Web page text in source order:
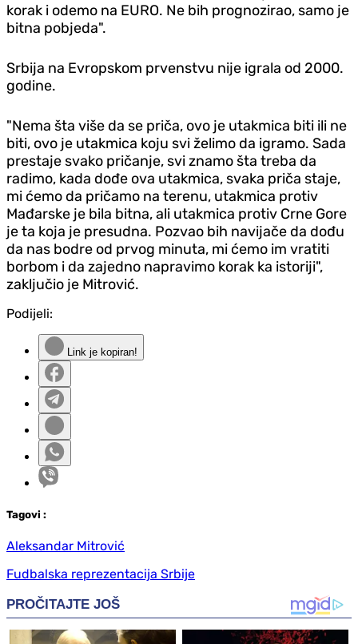
korak i odemo na EURO. Ne bih prognozirao, samo je
bitna pobjeda".
Srbija na Evropskom prvenstvu nije igrala od 2000.
godine.
"Nema šta više da se priča, ovo je utakmica biti ili ne
biti, ovo je utakmica koju svi želimo da igramo. Sada
prestaje svako pričanje, svi znamo šta treba da
radimo, kada dođe ova utakmica, svaka priča staje,
mi ćemo da pričamo na terenu, utakmica protiv
Mađarske je bila bitna, ali utakmica protiv Crne Gore
je ta koja je presudna. Pozvao bih navijače da dođu
da nas bodre od prvog minuta, mi ćemo im vratiti
borbom i da zajedno napravimo korak ka istoriji",
zaključio je Mitrović.
Podijeli:
Link je kopiran!
Tagovi :
Aleksandar Mitrović
Fudbalska reprezentacija Srbije